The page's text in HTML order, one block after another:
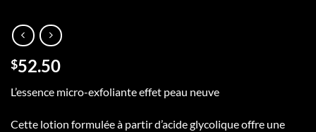
$52.50
L’essence micro-exfoliante effet peau neuve
Cette lotion formulée à partir d’acide glycolique offre une